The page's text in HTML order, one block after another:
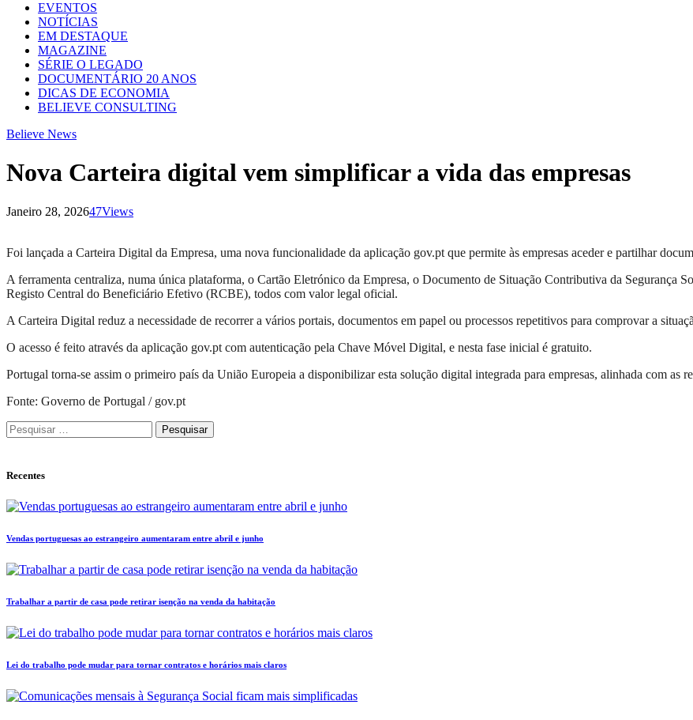
EVENTOS
NOTÍCIAS
EM DESTAQUE
MAGAZINE
SÉRIE O LEGADO
DOCUMENTÁRIO 20 ANOS
DICAS DE ECONOMIA
BELIEVE CONSULTING
Believe News
Nova Carteira digital vem simplificar a vida das empresas
Janeiro 28, 202647Views
Foi lançada a Carteira Digital da Empresa, uma nova funcionalidade da aplicação gov.pt que permite às empresas aceder e partilhar
A ferramenta centraliza, numa única plataforma, o Cartão Eletrónico da Empresa, o Documento de Situação Contributiva da Segurança
Registo Central do Beneficiário Efetivo (RCBE), todos com valor legal oficial.
A Carteira Digital reduz a necessidade de recorrer a vários portais, documentos em papel ou processos repetitivos para comprovar a
O acesso é feito através da aplicação gov.pt com autenticação pela Chave Móvel Digital, e nesta fase inicial é gratuito.
Portugal torna-se assim o primeiro país da União Europeia a disponibilizar esta solução digital integrada para empresas, alinhada com as
Fonte: Governo de Portugal / gov.pt
Pesquisar
por:
Recentes
Vendas portuguesas ao estrangeiro aumentaram entre abril e junho
Trabalhar a partir de casa pode retirar isenção na venda da habitação
Lei do trabalho pode mudar para tornar contratos e horários mais claros